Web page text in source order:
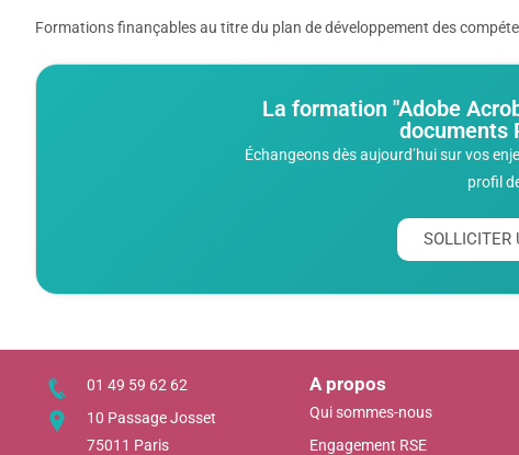
Formations finançables au titre du plan de développement des
La formation "Adobe
documents
Échangeons dès aujourd’hui sur vos
profil
SOLLICITER
01 49 59 62 62
10 Passage Josset
75011 Paris
A propos
Qui sommes-nous
Engagement RSE